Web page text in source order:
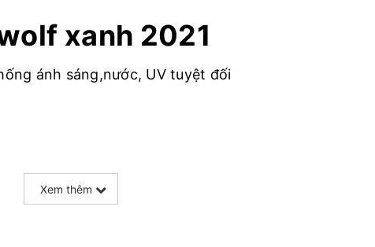
xanh 2021
ánh sáng,nước, UV tuyệt đối
Xem thêm